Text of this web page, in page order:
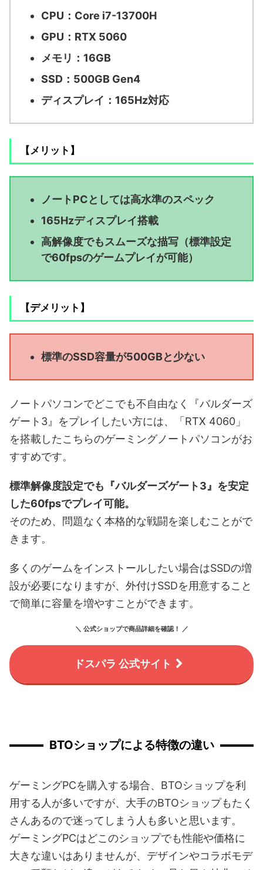
CPU：Core i7-13700H
GPU：RTX 5060
メモリ：16GB
SSD：500GB Gen4
ディスプレイ：165Hz対応
【メリット】
ノートPCとしては高水準のスペック
165Hzディスプレイ搭載
高解像度でもスムーズな描写（標準設定
で60fpsのゲームプレイが可能）
【デメリット】
標準のSSD容量が500GBと少ない
ノートパソコンでどこでも不自由なく『バルダーズ
ゲート3』をプレイしたい方には、「RTX 4060」
を搭載したこちらのゲーミングノートパソコンがお
すすめです。
標準解像度設定でも『バルダーズゲート3』を安定
した60fpsでプレイ可能。
そのため、問題なく本格的な戦闘を楽しむことがで
きます。
多くのゲームをインストールしたい場合はSSDの増
設が必要になりますが、外付けSSDを用意すること
で簡単に容量を増やすことができます。
＼ 公式ショップで商品詳細を確認！ ／
ドスパラ 公式サイト
BTOショップによる特徴の違い
ゲーミングPCを購入する場合、BTOショップを利
用する人が多いですが、大手のBTOショップもたく
さんあるので迷ってしまう人も多いと思います。
ゲーミングPCはどこのショップでも性能や価格に
大きな違いはありませんが、デザインやコラボモデ